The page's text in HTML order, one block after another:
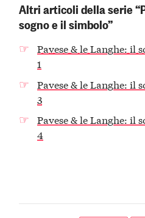
Altri articoli della serie
sogno e il simbolo”
Pavese & le Langhe: il
1
Pavese & le Langhe: il
3
Pavese & le Langhe: il
4